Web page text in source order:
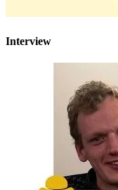
Interview